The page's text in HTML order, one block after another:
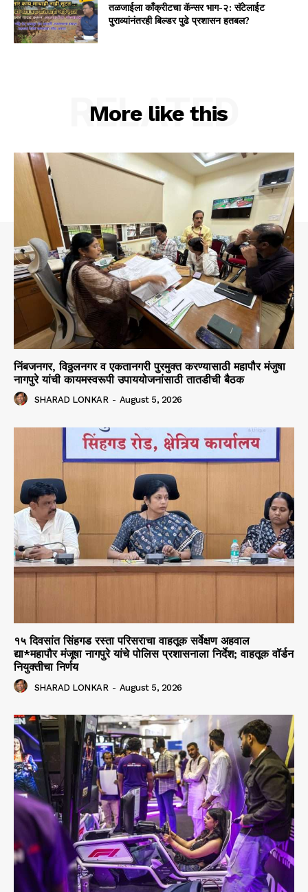
तळजाईला कॉंक्रीटचा कॅन्सर भाग-२: सॅटेलाईट
पुराव्यांनंतरही बिल्डर पुढे प्रशासन हतबल?
More like this
RELATED
निंबजनगर, विठ्ठलनगर व एकतानगरी पुरमुक्त करण्यासाठी महापौर मंजुषा
नागपुरे यांची कायमस्वरूपी उपाययोजनांसाठी तातडीची बैठक
SHARAD LONKAR - August 5, 2026
१५ दिवसांत सिंहगड रस्ता परिसराचा वाहतूक सर्वेक्षण अहवाल
द्या*महापौर मंजूषा नागपुरे यांचे पोलिस प्रशासनाला निर्देश; वाहतूक वॉर्डन
नियुक्तीचा निर्णय
SHARAD LONKAR - August 5, 2026